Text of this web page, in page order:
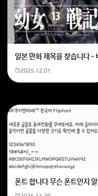
일본 만화 제목을 찾습니다 -
2025.12.01
폰트 합니다 무슨 폰트인지